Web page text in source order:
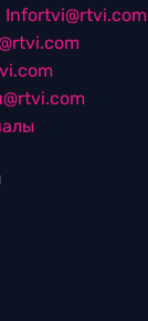
Infortvi@rtvi.com